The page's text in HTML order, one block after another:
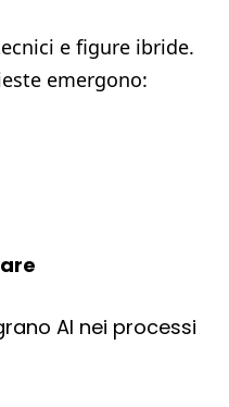
e figure ibride.
emergono:
AI nei processi